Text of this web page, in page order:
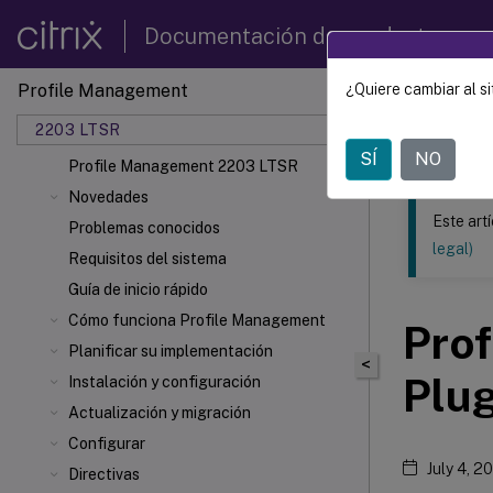
Documentación de productos
Profile Management
2203 LTSR
Profile Management 2203 LTSR
Novedades
Problemas conocidos
Requisitos del sistema
Guía de inicio rápido
Cómo funciona Profile Management
Planificar su implementación
Instalación y configuración
Actualización y migración
Configurar
Directivas
Este
Profile
<
Este
legal)
July 4,
¿Quiere cambiar al
SÍ NO